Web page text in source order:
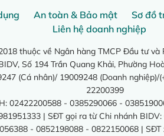
An toàn & Bảo mật Sơ đồ
Liên hệ doanh nghiệp
thuộc về Ngân hàng TMCP Đầu tư và
Số 194 Trần Quang Khải, Phường
(Cá nhân)/ 19009248 (Doanh nghiệp)/
22200399
02422200588 - 0385290066 -
| SĐT gọi ra từ Chi nhánh
- 0852198088 - 0822150068 |